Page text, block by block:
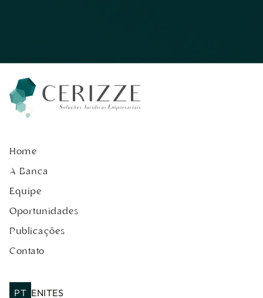
Home
A Banca
Equipe
Oportunidades
Publicações
Contato
ENIT
PT ES